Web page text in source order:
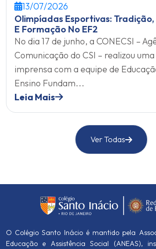
Ver Todas
13/07/2026
Olimpíadas Esportivas:
E Formação No EF2
No dia 17 de junho, a CONECSI –
Comunicação do CSI – realizou
imprensa com a equipe de
Ensino Fundam...
Leia Mais
O Colégio Santo Inácio é mantido pela
Educação e Assistência Social (ANEAS),